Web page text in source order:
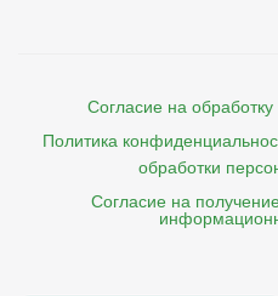
Согласие на
Политика
обработки
Согласие на